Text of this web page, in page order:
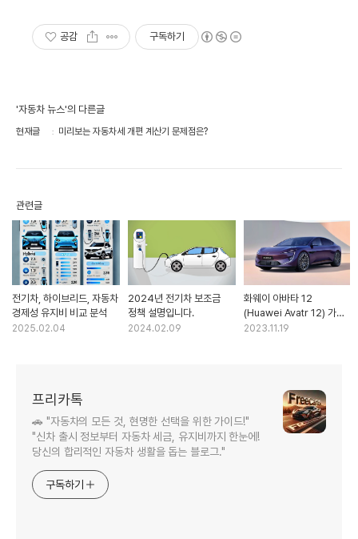
공감 구독하기
'자동차 뉴스'의 다른글
현재글 미리보는 자동차세 개편 계산기 문제점은?
관련글
전기차, 하이브리드, 자동차
경제성 유지비 비교 분석
2025.02.04
2024년 전기차 보조금
정책 설명입니다.
2024.02.09
화웨이 아바타 12
(Huawei Avatr 12) 가격
제원 특징
2023.11.19
프리카톡
🚗 "자동차의 모든 것, 현명한 선택을 위한 가이드!"
"신차 출시 정보부터 자동차 세금, 유지비까지 한눈에!
당신의 합리적인 자동차 생활을 돕는 블로그."
구독하기